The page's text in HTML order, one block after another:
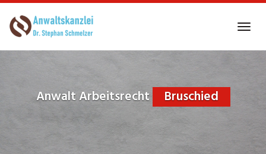
to
Anwalt Arbeitsrecht Bruschied